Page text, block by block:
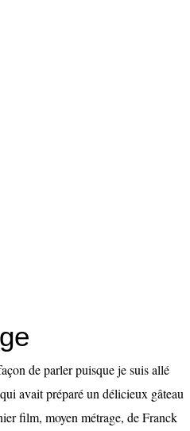
de parler puisque je suis allé
avait préparé un délicieux gâteau
film, moyen métrage, de Franck